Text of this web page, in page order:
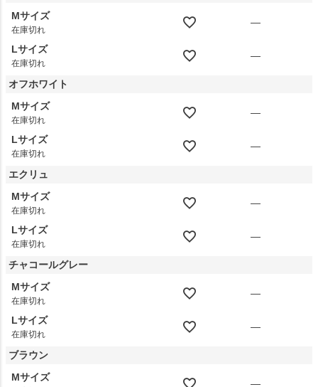
Mサイズ
在庫切れ
—
Lサイズ
在庫切れ
—
オフホワイト
Mサイズ
在庫切れ
—
Lサイズ
在庫切れ
—
エクリュ
Mサイズ
在庫切れ
—
Lサイズ
在庫切れ
—
チャコールグレー
Mサイズ
在庫切れ
—
Lサイズ
在庫切れ
—
ブラウン
Mサイズ
—